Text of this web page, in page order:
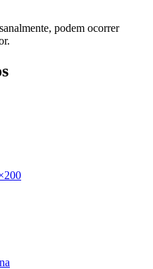
podem ocorrer